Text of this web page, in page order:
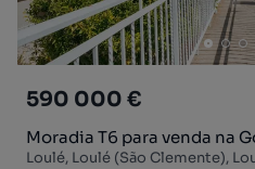
590 000 €
Moradia T6 para venda na
Loulé, Loulé (São Clemente),